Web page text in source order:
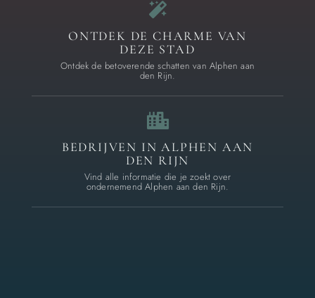
ONTDEK DE CHARME VAN
DEZE STAD
Ontdek de betoverende schatten van Alphen aan
den Rijn.
BEDRIJVEN IN ALPHEN AAN
DEN RIJN
Vind alle informatie die je zoekt over
ondernemend Alphen aan den Rijn.